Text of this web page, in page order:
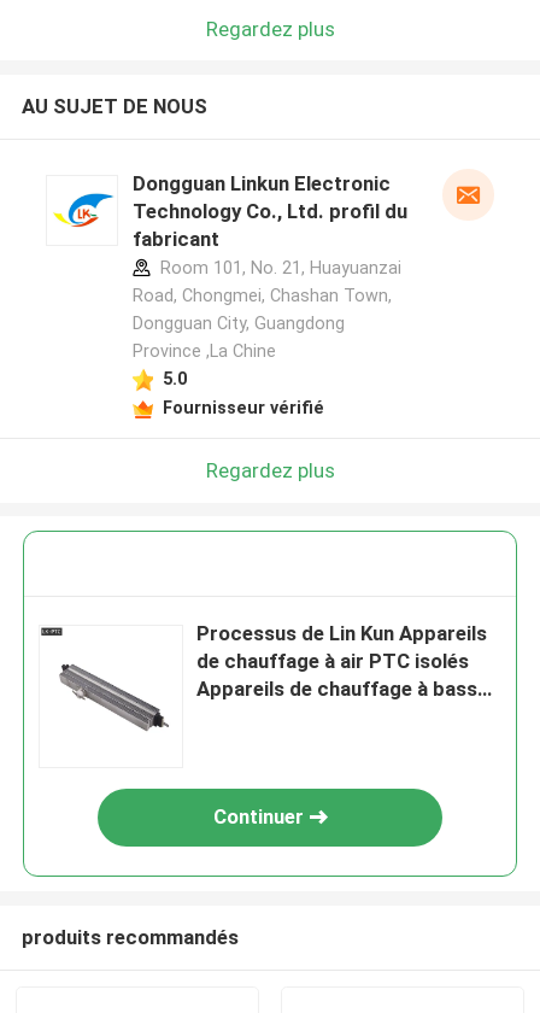
Regardez plus
AU SUJET DE NOUS
Dongguan Linkun Electronic
Technology Co., Ltd. profil du
fabricant
Room 101, No. 21, Huayuanzai
Road, Chongmei, Chashan Town,
Dongguan City, Guangdong
Province ,La Chine
5.0
Fournisseur vérifié
Regardez plus
Processus de Lin Kun Appareils
de chauffage à air PTC isolés
Appareils de chauffage à basse
Continuer
produits recommandés